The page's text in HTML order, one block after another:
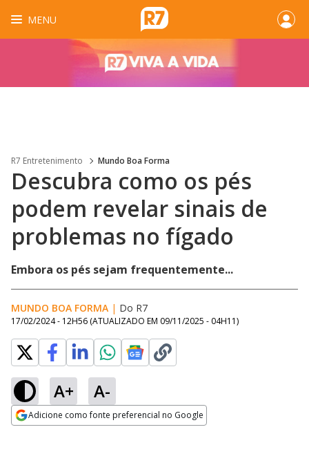
MENU
R7 Entretenimento Mundo Boa Forma
Descubra como os pés
podem revelar sinais de
problemas no fígado
Embora os pés sejam frequentemente...
MUNDO BOA FORMA | Do R7
17/02/2024 - 12H56 (ATUALIZADO EM 09/11/2025 - 04H11)
A+ A-
Adicione como fonte preferencial no Google